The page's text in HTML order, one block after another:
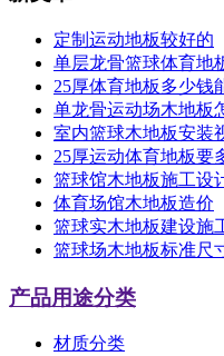
定制运动地板较好的
单层龙骨篮球体育地
25厚体育地板多少钱
单龙骨运动场木地板
室内篮球木地板安装
25厚运动体育地板要
篮球馆木地板施工设
体育场馆木地板造价
篮球实木地板建设施
篮球场木地板标准尺
产品用途分类
材质分类